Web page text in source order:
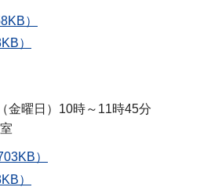
）
）
金曜日）10時～11時45分
）
）